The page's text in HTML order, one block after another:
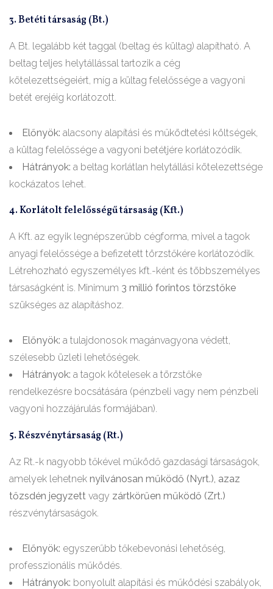
3. Betéti társaság (Bt.)
A Bt. legalább két taggal (beltag és kültag) alapítható. A
beltag teljes helytállással tartozik a cég
kötelezettségeiért, míg a kültag felelőssége a vagyoni
betét erejéig korlátozott.
Előnyök: alacsony alapítási és működtetési költségek,
a kültag felelőssége a vagyoni betétjére korlátozódik.
Hátrányok: a beltag korlátlan helytállási kötelezettsége
kockázatos lehet.
4. Korlátolt felelősségű társaság (Kft.)
A Kft. az egyik legnépszerűbb cégforma, mivel a tagok
anyagi felelőssége a befizetett törzstőkére korlátozódik.
Létrehozható egyszemélyes kft.-ként és többszemélyes
társaságként is. Minimum 3 millió forintos törzstőke
szükséges az alapításhoz.
Előnyök: a tulajdonosok magánvagyona védett,
szélesebb üzleti lehetőségek.
Hátrányok: a tagok kötelesek a törzstőke
rendelkezésre bocsátására (pénzbeli vagy nem pénzbeli
vagyoni hozzájárulás formájában).
5. Részvénytársaság (Rt.)
Az Rt.-k nagyobb tőkével működő gazdasági társaságok,
amelyek lehetnek nyilvánosan működő (Nyrt.), azaz
tőzsdén jegyzett vagy zártkörűen működő (Zrt.)
részvénytársaságok.
Előnyök: egyszerűbb tőkebevonási lehetőség,
professzionális működés.
Hátrányok: bonyolult alapítási és működési szabályok,